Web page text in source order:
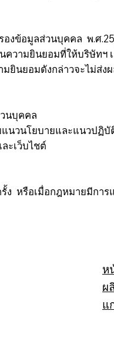
องข้อมูลส่วนบุคคล พ.ศ
วามยินยอมที่ให้บริษัท
นยอมดังกล่าวจะไม่ส่
นบุคคล
วนโยบายและแนวปฏิ
ะเว็บไชต์
หรือเมื่อกฎหมายมีการ
ห
ผ
แ